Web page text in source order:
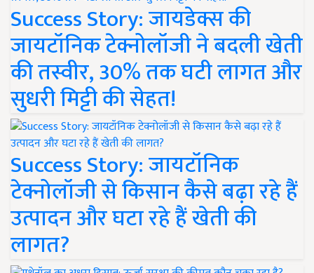
Success Story: जायडेक्स की
जायटॉनिक टेक्नोलॉजी ने बदली खेती
की तस्वीर, 30% तक घटी लागत और
सुधरी मिट्टी की सेहत!
Success Story: जायटॉनिक
टेक्नोलॉजी से किसान कैसे बढ़ा रहे हैं
उत्पादन और घटा रहे हैं खेती की
लागत?